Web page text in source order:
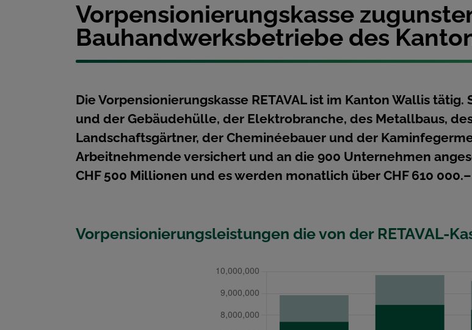
Vorpensionierungskasse
Bauhandwerksbetriebe des
Die Vorpensionierungskasse RETAVAL ist im Kanton Wallis
und der Gebäudehülle, der Elektrobranche, des Metallbaus,
Landschaftsgärtner, der Cheminéebauer und der
Arbeitnehmende versichert und an die 900 Unternehmen
CHF 500 Millionen und es werden monatlich über CHF 610
Vorpensionierungsleistungen die von der RETAVAL-